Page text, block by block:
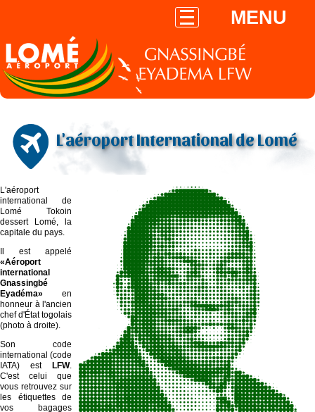
MENU
L'aéroport International de Lomé
L'aéroport
international de
Lomé Tokoin
dessert Lomé, la
capitale du pays.
Il est appelé
«Aéroport
international
Gnassingbé
Eyadéma» en
honneur à l'ancien
chef d'État togolais
(photo à droite).
Son code
international (code
IATA) est
LFW.
C'est celui que
vous retrouvez sur
les étiquettes de
vos bagages